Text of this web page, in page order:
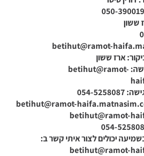
ששון
betihut@ramot-
ארז ששון
betihut@ramot-
betihut@ramot-
betihut@ramot-
יכולים לצור איתי קשר ב:
betihut@ramot-